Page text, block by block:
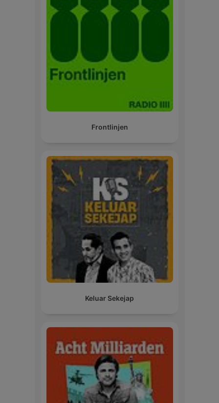
Frontlinjen
Keluar Sekejap